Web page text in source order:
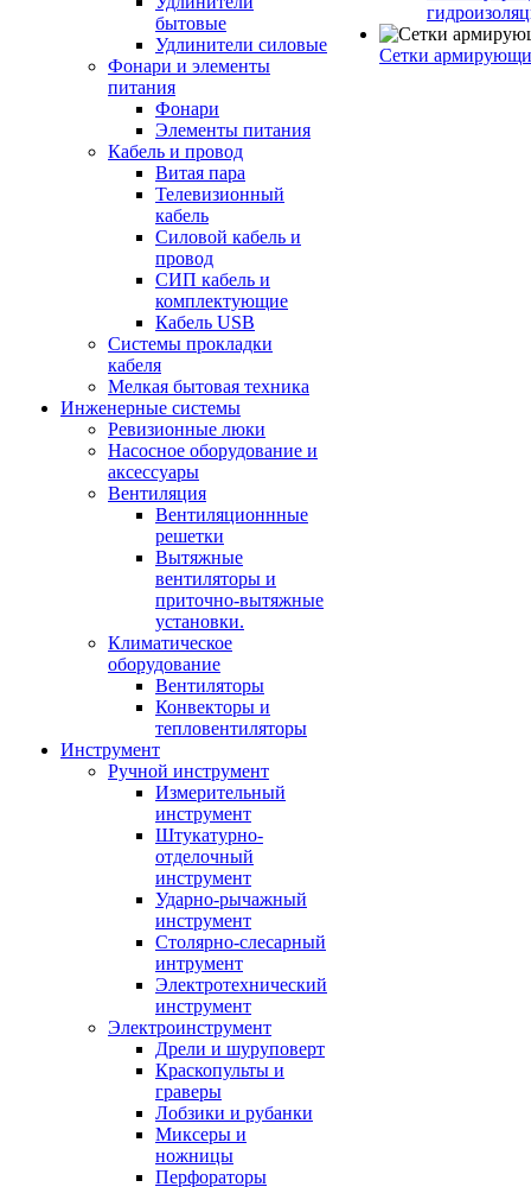
бытовые
Удлинители силовые
Фонари и элементы
питания
Фонари
Элементы питания
Кабель и провод
Витая пара
Телевизионный
кабель
Силовой кабель и
провод
СИП кабель и
комплектующие
Кабель USB
Системы прокладки
кабеля
Мелкая бытовая техника
Инженерные системы
Ревизионные люки
Насосное оборудование и
аксессуары
Вентиляция
Вентиляционнные
решетки
Вытяжные
вентиляторы и
приточно-вытяжные
установки.
Климатическое
оборудование
Вентиляторы
Конвекторы и
тепловентиляторы
Инструмент
Ручной инструмент
Измерительный
инструмент
Штукатурно-
отделочный
инструмент
Ударно-рычажный
инструмент
Столярно-слесарный
интрумент
Электротехнический
инструмент
Электроинструмент
Дрели и шуруповерт
Краскопульты и
граверы
Лобзики и рубанки
Миксеры и
ножницы
Перфораторы
Сетки